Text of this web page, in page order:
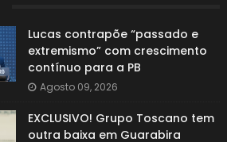
Lucas contrapõe “passado e
extremismo” com crescimento
contínuo para a PB
Agosto 09, 2026
EXCLUSIVO! Grupo Toscano tem
outra baixa em Guarabira